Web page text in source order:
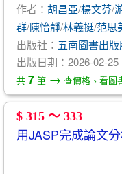
作者： 胡昌亞/楊文芬/
群/陳怡靜/林義挺/范思
出版社： 五南圖書出
出版日期：2026-02-25
共 7 筆 → 查價格、看圖
$ 315 ～ 333
用JASP完成論文